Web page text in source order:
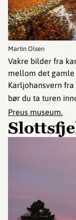
Martin Olsen
Vakre bilder fra
mellom det
Karljohansvern
bør du ta turen
Preus museum.